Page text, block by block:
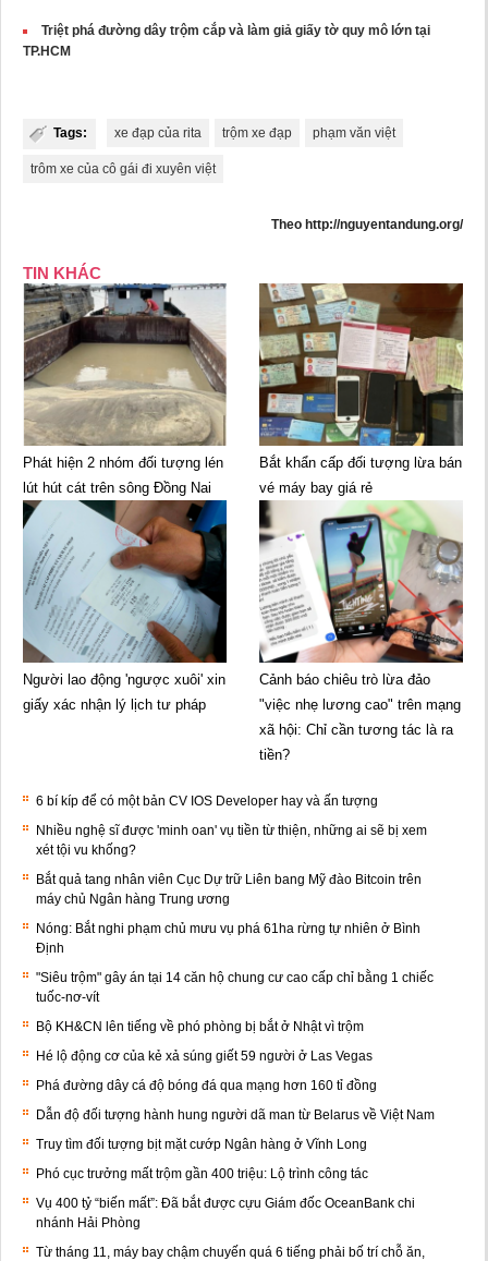
Triệt phá đường dây trộm cắp và làm giả giấy tờ quy mô lớn tại
TP.HCM
Tags: xe đạp của rita trộm xe đạp phạm văn việt
trôm xe của cô gái đi xuyên việt
Theo http://nguyentandung.org/
TIN KHÁC
Phát hiện 2 nhóm đối tượng lén
lút hút cát trên sông Đồng Nai
Bắt khẩn cấp đối tượng lừa bán
vé máy bay giá rẻ
Người lao động 'ngược xuôi' xin
giấy xác nhận lý lịch tư pháp
Cảnh báo chiêu trò lừa đảo
"việc nhẹ lương cao" trên mạng
xã hội: Chỉ cần tương tác là ra
tiền?
6 bí kíp để có một bản CV IOS Developer hay và ấn tượng
Nhiều nghệ sĩ được 'minh oan' vụ tiền từ thiện, những ai sẽ bị xem
xét tội vu khống?
Bắt quả tang nhân viên Cục Dự trữ Liên bang Mỹ đào Bitcoin trên
máy chủ Ngân hàng Trung ương
Nóng: Bắt nghi phạm chủ mưu vụ phá 61ha rừng tự nhiên ở Bình
Định
"Siêu trộm" gây án tại 14 căn hộ chung cư cao cấp chỉ bằng 1 chiếc
tuốc-nơ-vít
Bộ KH&CN lên tiếng về phó phòng bị bắt ở Nhật vì trộm
Hé lộ động cơ của kẻ xả súng giết 59 người ở Las Vegas
Phá đường dây cá độ bóng đá qua mạng hơn 160 tỉ đồng
Dẫn độ đối tượng hành hung người dã man từ Belarus về Việt Nam
Truy tìm đối tượng bịt mặt cướp Ngân hàng ở Vĩnh Long
Phó cục trưởng mất trộm gần 400 triệu: Lộ trình công tác
Vụ 400 tỷ “biến mất”: Đã bắt được cựu Giám đốc OceanBank chi
nhánh Hải Phòng
Từ tháng 11, máy bay chậm chuyến quá 6 tiếng phải bố trí chỗ ăn,